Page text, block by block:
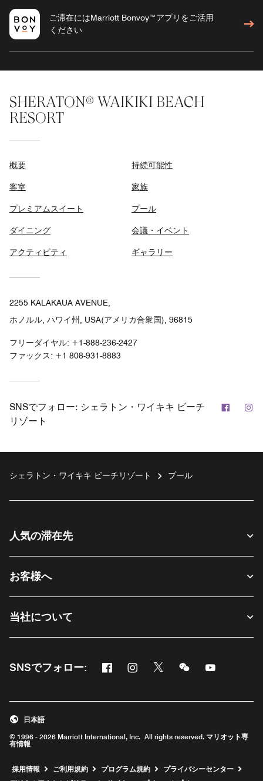
ご滞在にはMarriott Bonvoy™アプリをご活用
ください
SHERATON® WAIKIKI BEACH
RESORT
概要
客室
プレミアムスイート
ダイニング
アクティビティ
持続可能性
家族
プール
会議・イベント
ギャラリー
2255 KALAKAUA AVENUE,
ホノルル, ハワイ州, USA(アメリカ合衆国), 96815
フリーダイヤル: +1-888-236-2427
ファックス: +1 808-931-8883
SNSでフォロー: シェラトン・ワイキキ ビーチ
リゾート
シェラトン・ワイキキ ビーチリゾート プール
人気の滞在先
お客様へ
当社について
SNSでフォロー: Facebook
新しいウィンドウで開く
Instagram
新しいウィンドウで開く
Twitter
新しいウィンドウで開く
Messenger
新しいウィンドウ
新しいウィ
© 1996 - 2026 Marriott International, Inc. All rights reserved. マリオット専
有情報
日本語
採用情報 新しいウィンドウで開く
ご利用規約 プログラム規約
プライバシーセンター